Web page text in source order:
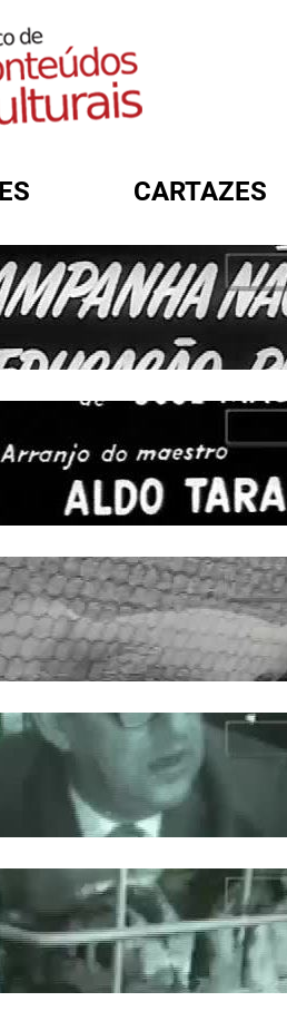
CARTAZES
DE BUSCA